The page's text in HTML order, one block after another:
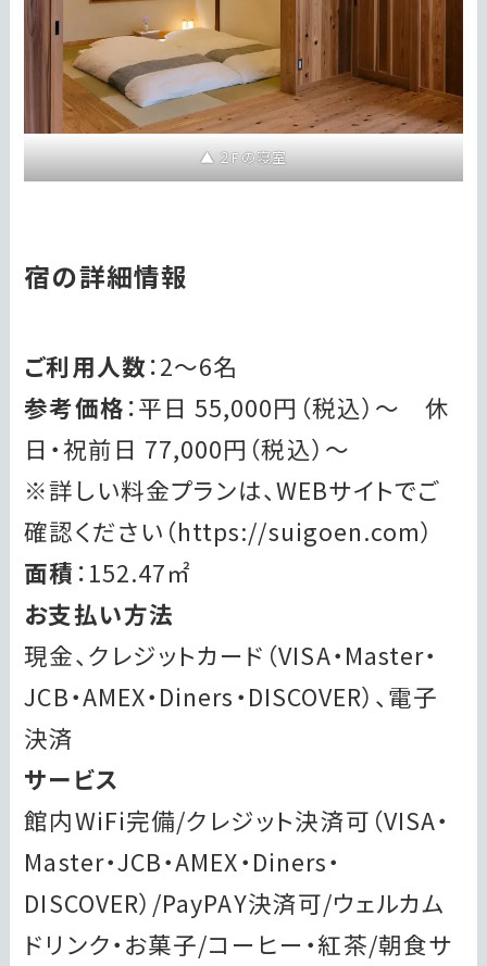
２Fの寝室
宿の詳細情報
ご利用人数：2〜6名
参考価格：平日 55,000円（税込）〜 休
日・祝前日 77,000円（税込）〜
※詳しい料金プランは、WEBサイトでご
確認ください（https://suigoen.com）
面積 ：152.47㎡
お支払い方法
現金、クレジットカード（VISA・Master・
JCB・AMEX・Diners・DISCOVER）、電子
決済
サービス
館内WiFi完備/クレジット決済可（VISA・
Master・JCB・AMEX・Diners・
DISCOVER）/PayPAY決済可/ウェルカム
ドリンク・お菓子/コーヒー・紅茶/朝食サ